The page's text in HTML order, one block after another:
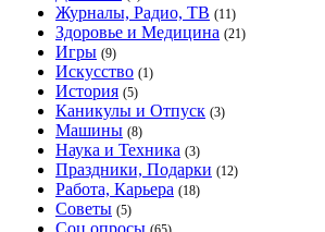
Журналы, Радио, ТВ (11)
Здоровье и Медицина (21)
Игры (9)
Искусство (1)
История (5)
Каникулы и Отпуск (3)
Машины (8)
Наука и Техника (3)
Праздники, Подарки (12)
Работа, Карьера (18)
Советы (5)
Соц.опросы